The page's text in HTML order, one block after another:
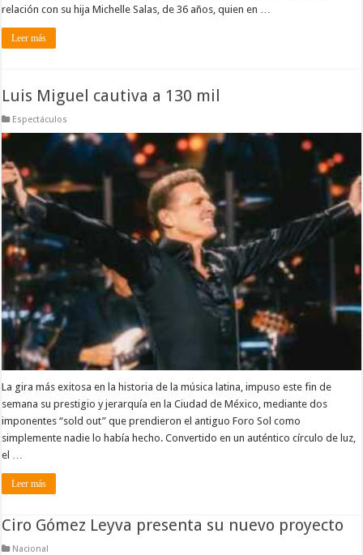
relación con su hija Michelle Salas, de 36 años, quien en …
Leer más
Luis Miguel cautiva a 130 mil
Espectáculos
La gira más exitosa en la historia de la música latina, impuso este fin de
semana su prestigio y jerarquía en la Ciudad de México, mediante dos
imponentes “sold out” que prendieron el antiguo Foro Sol como
simplemente nadie lo había hecho. Convertido en un auténtico círculo de luz,
el …
Leer más
Ciro Gómez Leyva presenta su nuevo proyecto
Nacional